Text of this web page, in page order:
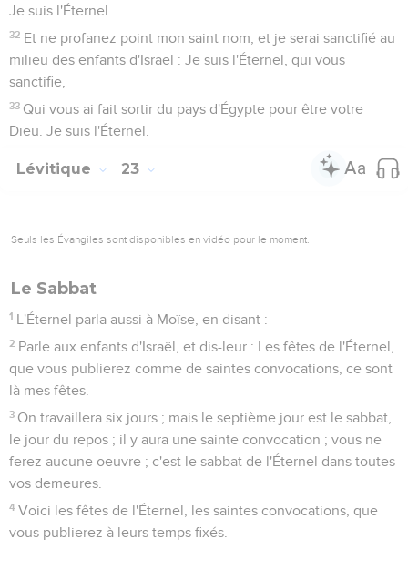
22 Et quand vous ferez la moisson dans votre pays, tu
n'achèveras point de moissonner le bout de ton champ, et tu
ne ramasseras point les restes de ta moisson ; tu les laisseras
pour le pauvre et pour l'étranger : Je suis l'Éternel, votre
Dieu.
premier jour du mois, il y aura pour vous un jour de repos,
l'Éternel des sacrifices faits par le feu.
Le grand jour du Pardon des péchés
Le dixième jour de ce septième mois sera le jour des
expiations ; vous aurez une sainte convocation, vous
Vous ne ferez aucune oeuvre ce jour-là ; car c'est le jour
des expiations, où doit être faite pour vous l'expiation devant